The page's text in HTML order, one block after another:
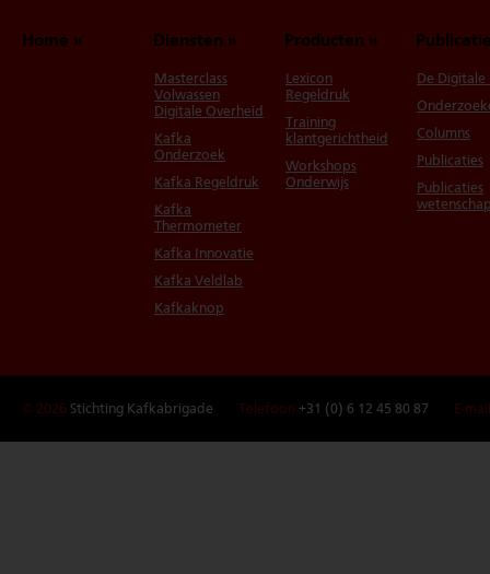
Home Diensten
Masterclass
Volwassen
Digitale Overheid
Kafka
Onderzoek
Kafka Regeldruk
Kafka
Thermometer
Kafka Innovatie
Kafka Veldlab
Kafkaknop
Producten
Lexicon
Regeldruk
Training
klantgerichtheid
Workshops
Onderwijs
De Digitale
Columns
Publicaties
Publicaties
© 2026 Stichting Kafkabrigade Telefoon +31 (0) 6 12 45 80 87 E-mail